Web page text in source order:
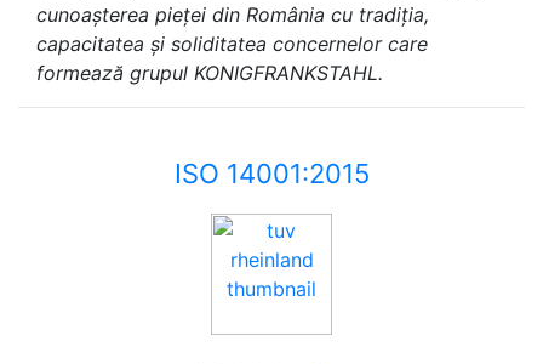
cunoașterea pieței din România cu tradiția,
capacitatea și soliditatea concernelor care
formează grupul KONIGFRANKSTAHL.
ISO 14001:2015